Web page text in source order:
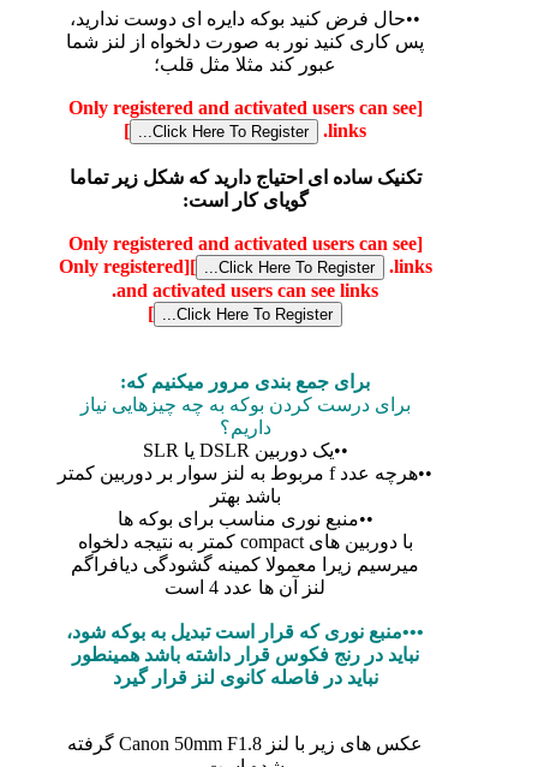
••حال فرض کنید بوکه دایره ای دوست ندارید،
پس کاری کنید نور به صورت دلخواه از لنز شما
عبور کند مثلا مثل قلب؛
[Only registered and activated users can see
links.
]
تکنیک ساده ای احتیاج دارید که شکل زیر تماما
گویای کار است:
[Only registered and activated users can see
links.
]
[Only registered
and activated users can see links.
]
برای جمع بندی مرور میکنیم که:
برای درست کردن بوکه به چه چیزهایی نیاز
داریم؟
••یک دوربین DSLR یا SLR
••هرچه عدد f مربوط به لنز سوار بر دوربین کمتر
باشد بهتر
••منبع نوری مناسب برای بوکه ها
با دوربین های compact کمتر به نتیجه دلخواه
میرسیم زیرا معمولا کمینه گشودگی دیافراگم
لنز آن ها عدد 4 است
•••منبع نوری که قرار است تبدیل به بوکه شود،
نباید در رنج فکوس قرار داشته باشد همینطور
نباید در فاصله کانوی لنز قرار گیرد
عکس های زیر با لنز Canon 50mm F1.8 گرفته